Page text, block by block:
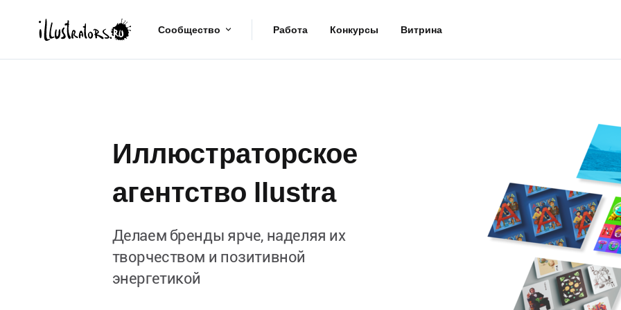
Сообщество Работа Конкурсы Витрина
Иллюстраторское
агентство llustra
Делаем бренды ярче, наделяя их
творчеством и позитивной
энергетикой